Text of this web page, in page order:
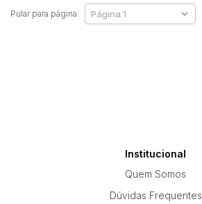
Pular para página:
Institucional
Quem Somos
Dúvidas Frequentes